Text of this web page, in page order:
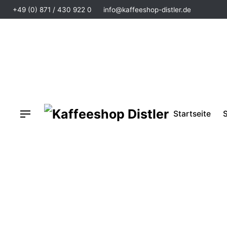
+49 (0) 871 / 430 922 0 info@kaffeeshop-distler.de
Startseite